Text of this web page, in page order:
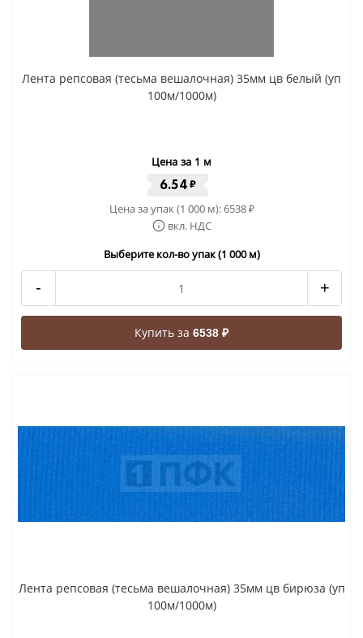
Лента репсовая (тесьма вешалочная) 35мм цв белый (уп
100м/1000м)
Цена за 1 м
6.54 ₽
Цена за упак (1 000 м):6538₽
вкл. НДС
Выберите кол-во упак (1 000 м)
- +
Купить за 6538 ₽
Лента репсовая (тесьма вешалочная) 35мм цв бирюза (уп
100м/1000м)